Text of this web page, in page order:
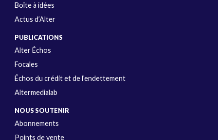
Boîte à idées
Actus d’Alter
PUBLICATIONS
Alter Échos
Focales
Échos du crédit et de l’endettement
Altermedialab
NOUS SOUTENIR
Abonnements
Points de vente